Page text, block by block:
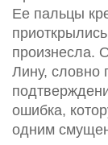
Ее пальцы
произнесла.
Лину, словно
ошибка,
одним